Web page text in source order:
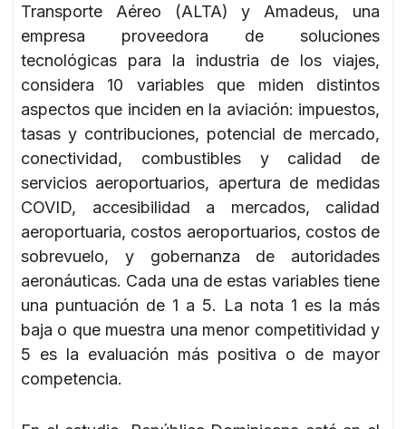
Transporte Aéreo (ALTA) y Amadeus, una
empresa proveedora de soluciones
tecnológicas para la industria de los viajes,
considera 10 variables que miden distintos
aspectos que inciden en la aviación: impuestos,
tasas y contribuciones, potencial de mercado,
conectividad, combustibles y calidad de
servicios aeroportuarios, apertura de medidas
COVID, accesibilidad a mercados, calidad
aeroportuaria, costos aeroportuarios, costos de
sobrevuelo, y gobernanza de autoridades
aeronáuticas. Cada una de estas variables tiene
una puntuación de 1 a 5. La nota 1 es la más
baja o que muestra una menor competitividad y
5 es la evaluación más positiva o de mayor
competencia.